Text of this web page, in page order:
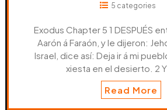
5 categories
Exodus Chapter 5 1 DESPUÉS
Aarón á Faraón, y le dijeron:
Israel, dice así: Deja ir á mi
xiesta en el desierto. 2 Y
Read More